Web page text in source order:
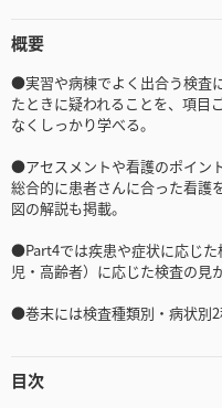
概要
●実習や病棟でよく出合う検査
たときに疑われることを、項目
なくしっかり学べる。
●アセスメントや看護のポイン
総合的に患者さんに合った看護
図の解説も掲載。
●Part4では疾患や症状に応じ
児・高齢者）に応じた検査の見
●巻末には検査種類別・病状別2
目次